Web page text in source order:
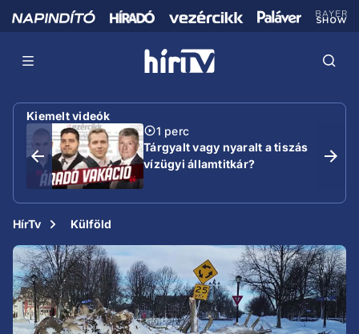
Kiemelt videók
1 perc
Tárgyalt vagy nyaralt a tiszás
vízügyi államtitkár?
HírTv Külföld